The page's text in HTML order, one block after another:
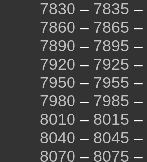
7830 – 7835 –
7860 – 7865 –
7890 – 7895 –
7920 – 7925 –
7950 – 7955 –
7980 – 7985 –
8010 – 8015 –
8040 – 8045 –
8070 – 8075 –